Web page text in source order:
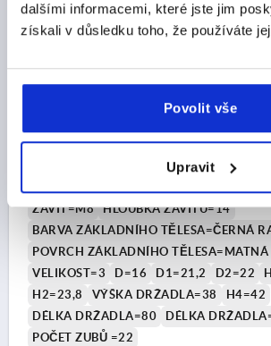
dalšími informacemi, které jste jim
získali v důsledku toho, že používáte
Povolit vše
Upravit
UPÍNACÍ PÁKA PLOCHÉ VEL.3 M08,
ZÁVIT=M8
HLOUBKA ZÁVITU=14
BARVA ZÁKLADNÍHO TĚLESA=ČERNÁ
POVRCH ZÁKLADNÍHO TĚLESA=MATNÁ
VELIKOST=3
D=16 D1=21,2 D2=22
H2=23,8
VÝŠKA DRŽADLA=38
H4=42
DÉLKA DRŽADLA=80
DÉLKA
POČET ZUBŮ =22